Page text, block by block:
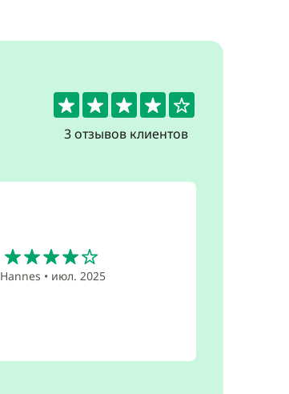
4.3
3 отзывов клиентов
Hannes • июл. 2025